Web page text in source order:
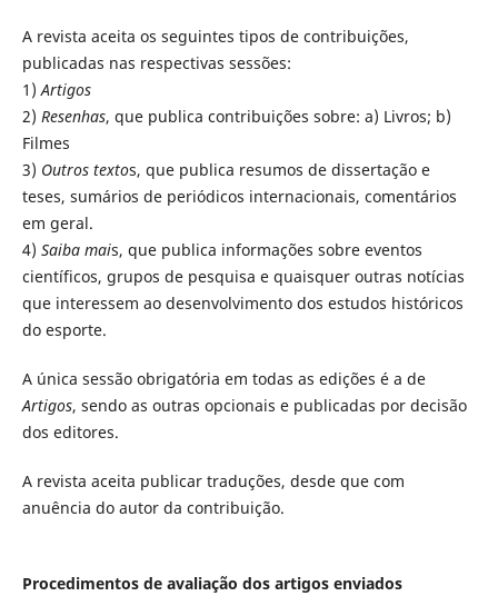
A revista aceita os seguintes tipos de contribuições,
publicadas nas respectivas sessões:
1)Artigos
2) Resenhas, que publica contribuições sobre: a) Livros; b)
Filmes
3) Outros textos, que publica resumos de dissertação e
teses, sumários de periódicos internacionais, comentários
em geral.
4) Saiba mais, que publica informações sobre eventos
científicos, grupos de pesquisa e quaisquer outras notícias
que interessem ao desenvolvimento dos estudos históricos
do esporte.
A única sessão obrigatória em todas as edições é a de
Artigos, sendo as outras opcionais e publicadas por decisão
dos editores.
A revista aceita publicar traduções, desde que com
anuência do autor da contribuição.
Procedimentos de avaliação dos artigos enviados